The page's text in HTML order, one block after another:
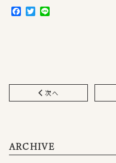
F T
次へ
ARCHIVE